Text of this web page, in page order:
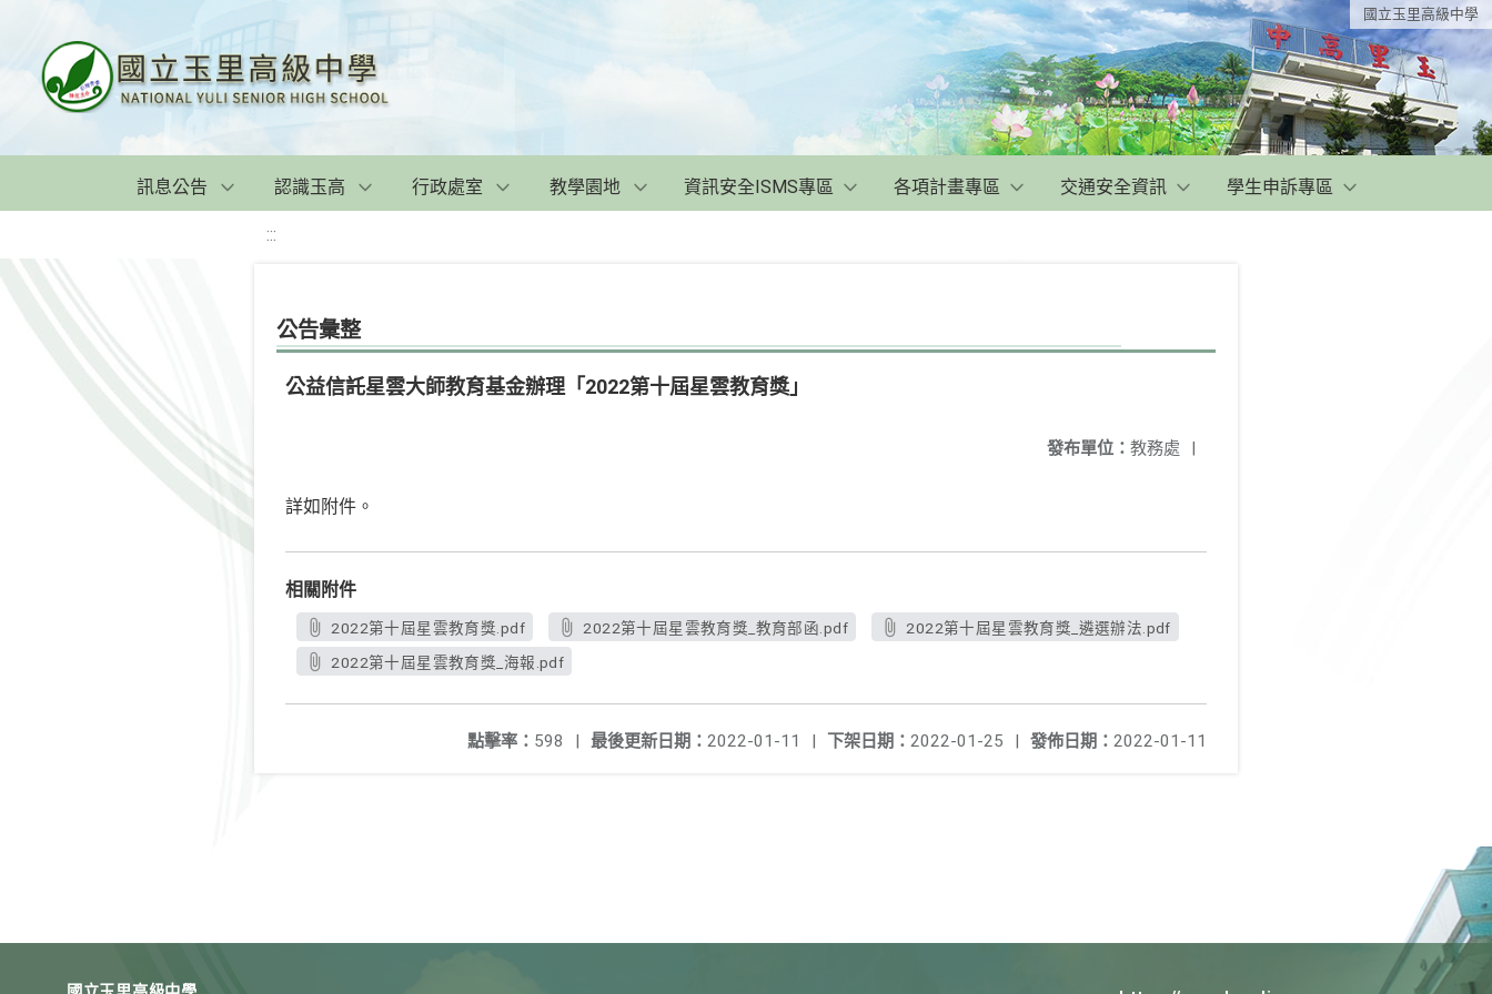
國立玉里高級中學
訊息公告 認識玉高 行政處室 教學園地 資訊安全ISMS專區 各項計畫專區 交通安全資訊 學生申訴專區
:::
公告彙整
公益信託星雲大師教育基金辦理「2022第十屆星雲教育獎」
發布單位： 教務處 |
詳如附件。
相關附件
2022第十屆星雲教育獎.pdf 2022第十屆星雲教育獎_教育部函.pdf
2022第十屆星雲教育獎_遴選辦法.pdf
2022第十屆星雲教育獎_海報.pdf
發佈日期： 2022-01-11
下架日期： 2022-01-25 |
最後更新日期： 2022-01-11 |
點擊率： 598 |